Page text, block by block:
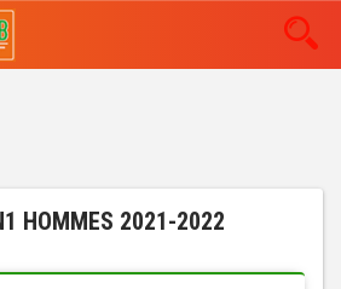
HOMMES 2021-2022